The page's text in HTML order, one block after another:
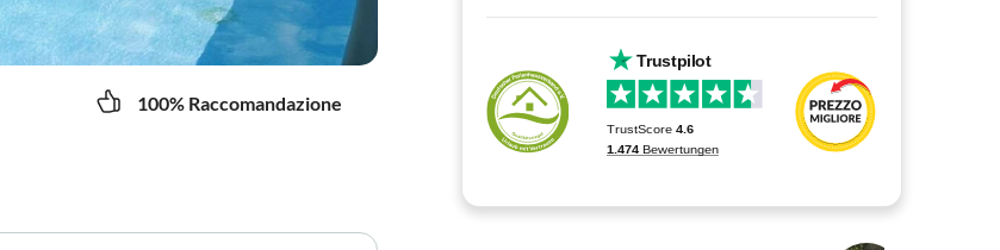
100% Raccomandazione